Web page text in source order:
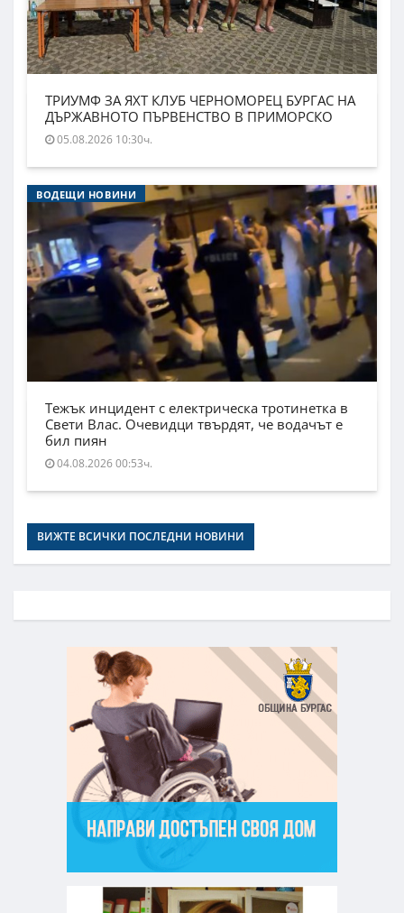
ТРИУМФ ЗА ЯХТ КЛУБ ЧЕРНОМОРЕЦ БУРГАС НА
ДЪРЖАВНОТО ПЪРВЕНСТВО В ПРИМОРСКО
05.08.2026 10:30ч.
ВОДЕЩИ НОВИНИ
Тежък инцидент с електрическа тротинетка в
Свети Влас. Очевидци твърдят, че водачът е
бил пиян
04.08.2026 00:53ч.
ВИЖТЕ ВСИЧКИ ПОСЛЕДНИ НОВИНИ